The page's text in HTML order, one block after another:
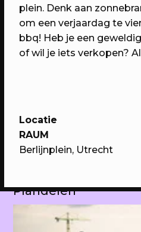
01/07/2023
Plandelen
Locatie
RAUM
Berlijnplein, Utrecht
plein. Denk aan
om een verjaardag te
bbq! Heb je een
of wil je iets verkopen?